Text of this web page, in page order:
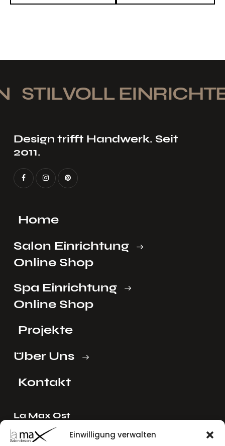
Einwilligung verwalten
STILVOLL
Design trifft Handwerk. Seit
2011.
Home
Salon Einrichtung
Online Shop
Spa Einrichtung
Online Shop
Projekte
Über Uns
Kontakt
La Max Ost
Ing. Reinhard Mayer e.U.